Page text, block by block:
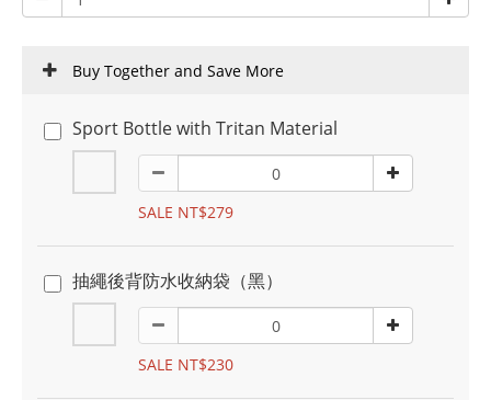
Buy Together and Save More
Sport Bottle with Tritan Material
SALE NT$279
抽繩後背防水收納袋（黑）
SALE NT$230